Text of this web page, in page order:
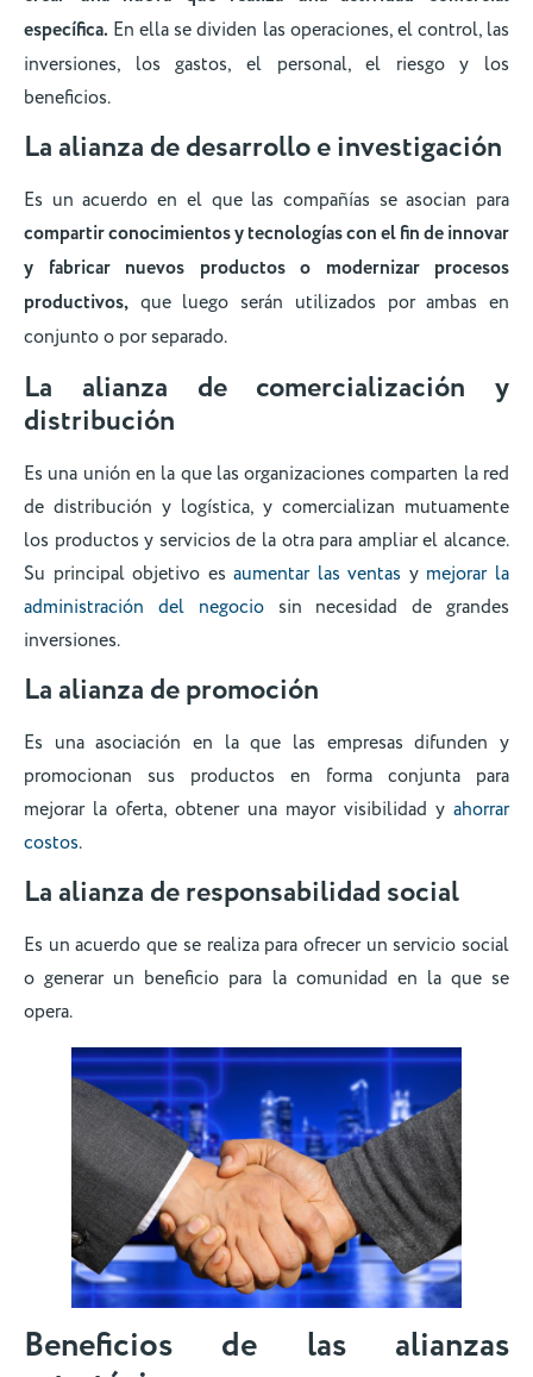
específica. En ella se dividen las operaciones, el control, las
inversiones, los gastos, el personal, el riesgo y los
beneficios.
La alianza de desarrollo e investigación
Es un acuerdo en el que las compañías se asocian para
compartir conocimientos y tecnologías con el fin de innovar
y fabricar nuevos productos o modernizar procesos
productivos, que luego serán utilizados por ambas en
conjunto o por separado.
La alianza de comercialización y
distribución
Es una unión en la que las organizaciones comparten la red
de distribución y logística, y comercializan mutuamente
los productos y servicios de la otra para ampliar el alcance.
Su principal objetivo esaumentar las ventas y mejorar la
administración del negociosin necesidad de grandes
inversiones.
La alianza de promoción
Es una asociación en la que las empresas difunden y
promocionan sus productos en forma conjunta para
mejorar la oferta, obtener una mayor visibilidad y ahorrar
costos.
La alianza de responsabilidad social
Es un acuerdo que se realiza para ofrecer un servicio social
o generar un beneficio para la comunidad en la que se
opera.
Beneficios de las alianzas